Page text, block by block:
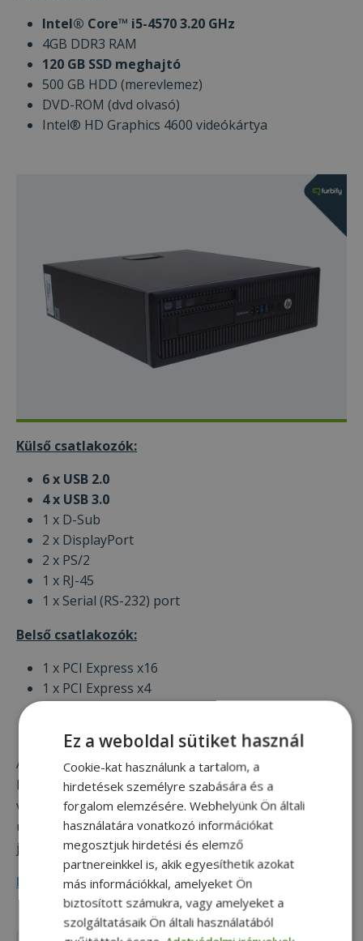
Intel® Core™ i5-4570 3.20 GHz
4GB DDR3 RAM
120 GB SSD meghajtó
500 GB HDD (merevlemez)
DVD-ROM (dvd olvasó)
Intel® HD Graphics 4600 videókártya
Külső csatlakozók:
6 x USB 2.0
4 x USB 3.0
1 x D-Sub
2 x DisplayPort
2 x PS/2
1 x RJ-45
1 x Serial (RS-232) port
Belső csatlakozók:
1 x PCI Express x16
1 x PCI Express x4
A HP EliteDesk 800 G1 asztali számítógép kis- és
középvállalkozások, intézmények számára is ideális
választás lehet. Költséghatékony és környezetbarát
üzleti kategóriás PC, amely hosszú távú megoldást
jelent.
HP EliteDesk 800 G1 SFF asztali PC
Ez a weboldal sütiket használ
Cookie-kat használunk a tartalom, a
hirdetések személyre szabására és a
forgalom elemzésére. Webhelyünk Ön általi
használatára vonatkozó információkat
megosztjuk hirdetési és elemző
partnereinkkel is, akik egyesíthetik azokat
más információkkal, amelyeket Ön
biztosított számukra, vagy amelyeket a
szolgáltatásaik Ön általi használatából